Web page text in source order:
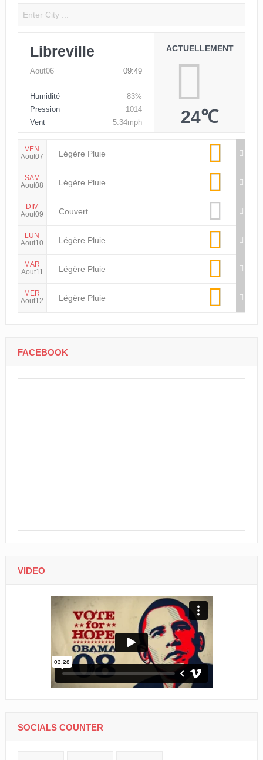
Libreville
Aout06 09:49
Humidité
83%
Pression
1014
Vent
5.34mph
ACTUELLEMENT
24℃
VEN
Aout07
Légère Pluie
SAM
Aout08
Légère Pluie
DIM
Aout09
Couvert
LUN
Aout10
Légère Pluie
MAR
Aout11
Légère Pluie
MER
Aout12
Légère Pluie
FACEBOOK
VIDEO
SOCIALS COUNTER